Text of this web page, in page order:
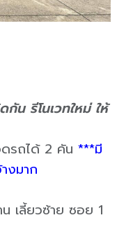
น รีโนเวทใหม่ ให้
ดรถได้ 2 คัน***มี
งมาก
เลี้ยวซ้าย ซอย 1